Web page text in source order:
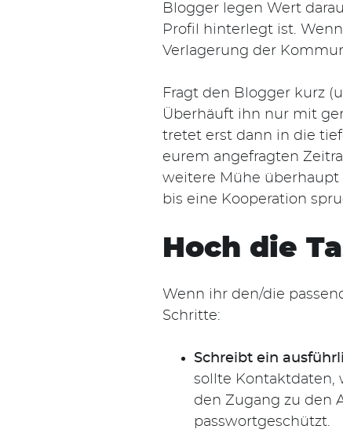
Blogger legen Wert
Profil hinterlegt ist.
Verlagerung der
Fragt den Blogger kurz
Überhäuft ihn nur mit
tretet erst dann in die
eurem angefragten
weitere Mühe überhaupt
bis eine Kooperation
Hoch die
Wenn ihr den/die
Schritte:
Schreibt ein
sollte Kontaktdaten,
den Zugang zu den
passwortgeschützt.